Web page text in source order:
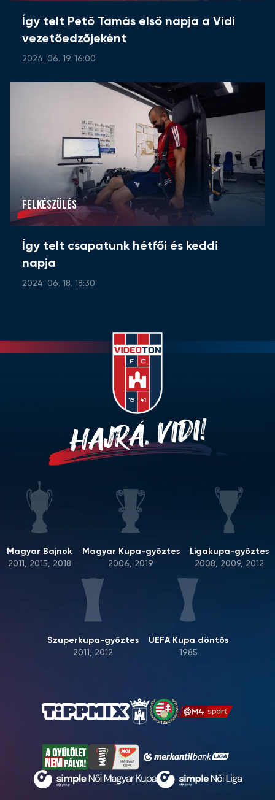
Így telt Pető Tamás első napja a Vidi
vezetőedzőjeként
2024. 06. 19. 16:00
FELKÉSZÜLÉS
Így telt csapatunk hétfői és keddi
napja
2024. 06. 18. 18:30
HAJRÁ, VIDI!
Magyar Bajnok
2011, 2015, 2018
Magyar Kupa-győztes
2006, 2019
Ligakupa-győztes
2008, 2009, 2012
Szuperkupa-győztes
2011, 2012
UEFA Kupa döntős
1985